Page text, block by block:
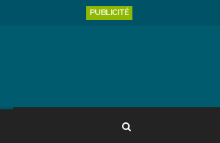
PUBLICITÉ